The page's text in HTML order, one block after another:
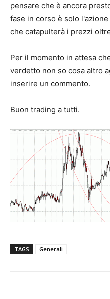
pensare che è ancora
fase in corso è solo
che catapulterà i prezzi
Per il momento in attesa
verdetto non so cosa altro
inserire un commento.
Buon trading a tutti.
TAGS Generali